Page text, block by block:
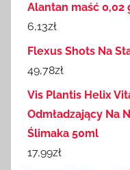
Alantan maść 0,02
6,13zł
Flexus Shots Na
49,78zł
Vis Plantis Helix
Odmładzający Na
Ślimaka 50ml
17,99zł